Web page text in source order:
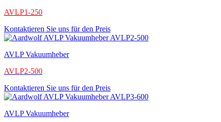
AVLP1-250
Kontaktieren Sie uns für den Preis
AVLP Vakuumheber
AVLP2-500
Kontaktieren Sie uns für den Preis
AVLP Vakuumheber